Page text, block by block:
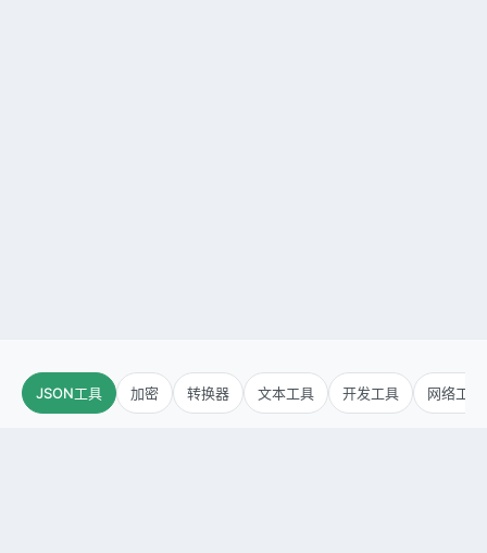
JSON工具 加密 转换器 文本工具 开发工具 网络工具